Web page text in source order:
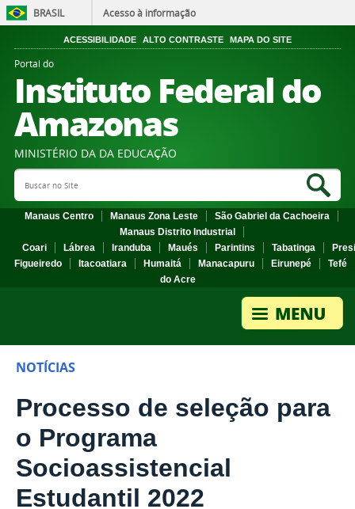
BRASIL Acesso à informação
ACESSIBILIDADE ALTO CONTRASTE MAPA DO SITE
Portal do
Instituto Federal do
Amazonas
MINISTÉRIO DA DA EDUCAÇÃO
Search Site
Manaus Centro Manaus Zona Leste
São Gabriel da Cachoeira
Manaus Distrito Industrial
Coari
Lábrea Iranduba Maués Parintins Tabatinga
Figueiredo
Itacoatiara Humaitá Manacapuru Eirunepé
Tefé
do Acre
NOTÍCIAS
Processo de seleção para
o Programa
Socioassistencial
Estudantil 2022